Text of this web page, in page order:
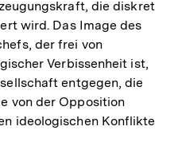
die diskret
wird. Das Image des
der frei von
Verbissenheit ist,
entgegen, die
von der Opposition
ideologischen Konflikte